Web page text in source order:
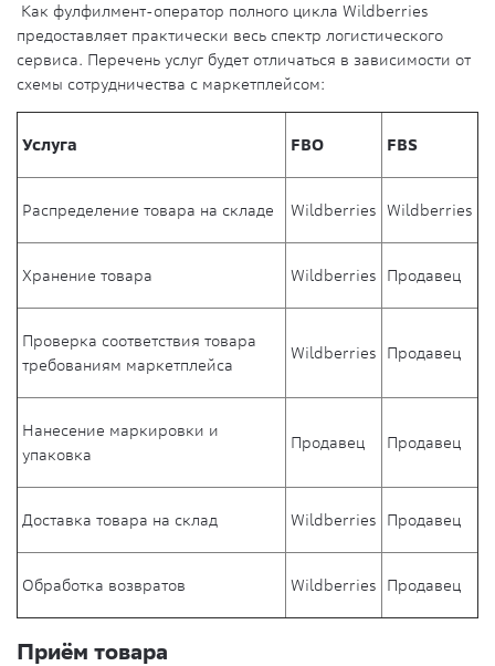
Как фулфилмент-оператор полного цикла Wildberries
предоставляет практически весь спектр логистического
сервиса. Перечень услуг будет отличаться в зависимости от
схемы сотрудничества с маркетплейсом:
Услуга FBO FBS
Распределение товара на складе Wildberries Wildberries
Хранение товара Wildberries Продавец
Проверка соответствия товара
требованиям маркетплейса
Wildberries Продавец
Нанесение маркировки и
упаковка
Продавец Продавец
Доставка товара на склад Wildberries Продавец
Обработка возвратов Wildberries Продавец
Приём товара